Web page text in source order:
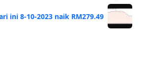
ini 8-10-2023 naik RM279.49